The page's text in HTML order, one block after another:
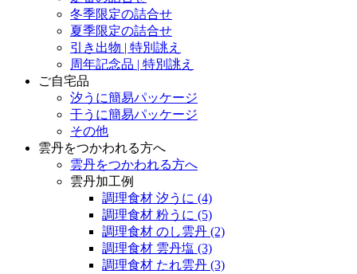
冬季限定の詰合せ
夏季限定の詰合せ
引き出物 | 特別誂え
周年記念品 | 特別誂え
ご自宅品
汐うに簡易パッケージ
干うに簡易パッケージ
その他
雲丹をつかわれる方へ
雲丹をつかわれる方へ
雲丹加工例
調理食材 汐うに (4)
調理食材 粉うに (5)
調理食材 のし雲丹 (2)
調理食材 雲丹塩 (3)
調理食材 たれ雲丹 (3)